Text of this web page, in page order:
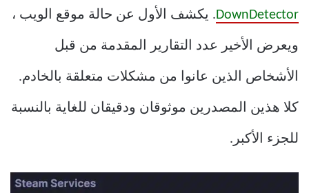
DownDetector . يكشف الأول عن حالة موقع الويب ،
ويعرض الأخير عدد التقارير المقدمة من قبل
الأشخاص الذين عانوا من مشكلات متعلقة بالخادم.
كلا هذين المصدرين موثوقان ودقيقان للغاية بالنسبة
للجزء الأكبر.